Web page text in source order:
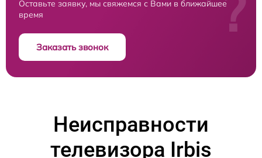
Оставьте заявку, мы свяжемся с Вами в ближайшее
время
Заказать звонок
Неисправности
телевизора Irbis